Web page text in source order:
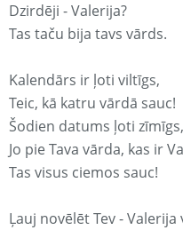
Dzirdēji - Valerija?
Tas taču bija tavs vārds.
Kalendārs ir ļoti viltīgs,
Teic, kā katru vārdā sauc!
Šodien datums ļoti zīmīgs,
Jo pie Tava vārda, kas ir
Tas visus ciemos sauc!
Ļauj novēlēt Tev -